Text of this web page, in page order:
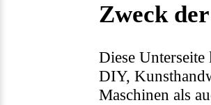
Zweck
Diese
DIY,
Maschinen als